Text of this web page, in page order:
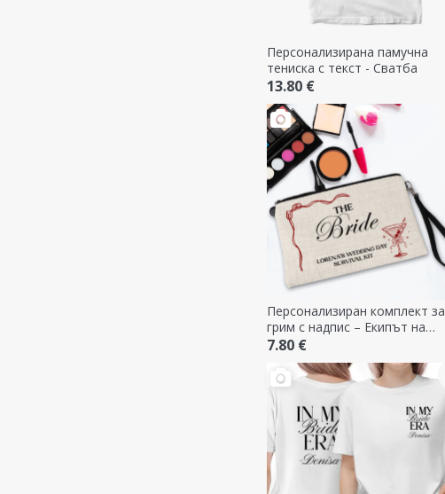
Персонализирана памучна
тениска с текст - Сватба
13.80 €
Персонализиран комплект за
грим с надпис – Екипът на
булката
7.80 €